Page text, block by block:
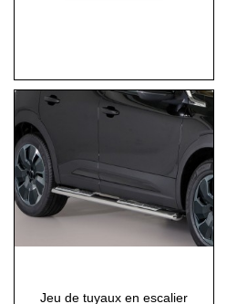
Jeu de tuyaux en escalier